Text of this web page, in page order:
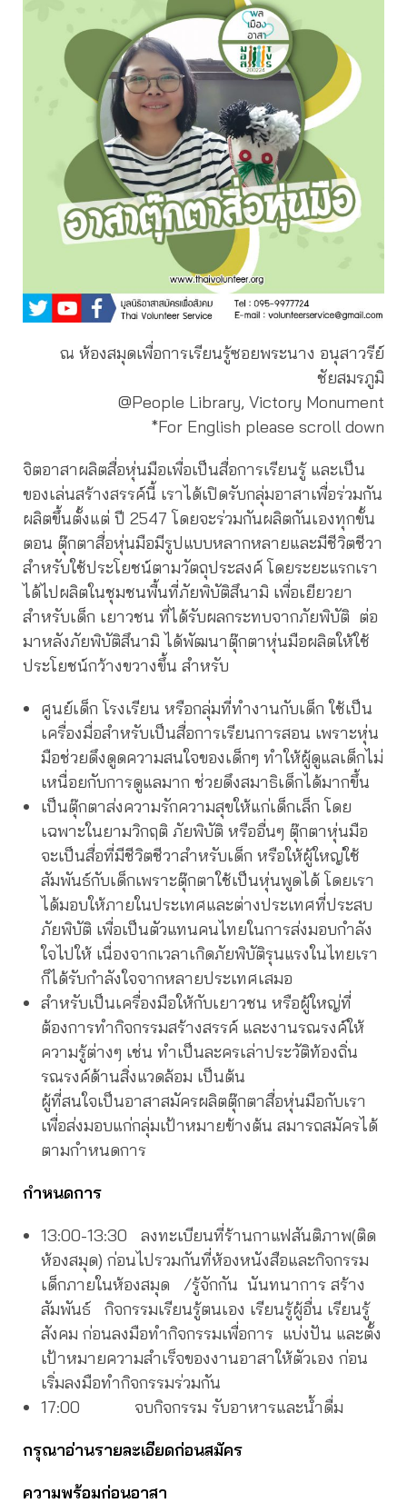
ณ ห้องสมุดเพื่อการเรียนรู้ซอยพระนาง อนุสาวรีย์
ชัยสมรภูมิ
@People Library, Victory Monument
*For English please scroll down
จิตอาสาผลิตสื่อหุ่นมือเพื่อเป็นสื่อการเรียนรู้ และเป็น
ของเล่นสร้างสรรค์นี้ เราได้เปิดรับกลุ่มอาสาเพื่อร่วมกัน
ผลิตขึ้นตั้งแต่ ปี 2547 โดยจะร่วมกันผลิตกันเองทุกขั้น
ตอน ตุ๊กตาสื่อหุ่นมือมีรูปแบบหลากหลายและมีชีวิตชีวา
สำหรับใช้ประโยชน์ตามวัตถุประสงค์ โดยระยะแรกเรา
ได้ไปผลิตในชุมชนพื้นที่ภัยพิบัติสึนามิ เพื่อเยียวยา
สำหรับเด็ก เยาวชน ที่ได้รับผลกระทบจากภัยพิบัติ ต่อ
มาหลังภัยพิบัติสึนามิ ได้พัฒนาตุ๊กตาหุ่นมือผลิตให้ใช้
ประโยชน์กว้างขวางขึ้น สำหรับ
ศูนย์เด็ก โรงเรียน หรือกลุ่มที่ทำงานกับเด็ก ใช้เป็น
เครื่องมื่อสำหรับเป็นสื่อการเรียนการสอน เพราะหุ่น
มือช่วยดึงดูดความสนใจของเด็กๆ ทำให้ผู้ดูแลเด็กไม่
เหนื่อยกับการดูแลมาก ช่วยดึงสมาธิเด็กได้มากขึ้น
เป็นตุ๊กตาส่งความรักความสุขให้แก่เด็กเล็ก โดย
เฉพาะในยามวิกฤติ ภัยพิบัติ หรืออื่นๆ ตุ๊กตาหุ่นมือ
จะเป็นสื่อที่มีชีวิตชีวาสำหรับเด็ก หรือให้ผู้ใหญ่ใช้
สัมพันธ์กับเด็กเพราะตุ๊กตาใช้เป็นหุ่นพูดได้ โดยเรา
ได้มอบให้ภายในประเทศและต่างประเทศที่ประสบ
ภัยพิบัติ เพื่อเป็นตัวแทนคนไทยในการส่งมอบกำลัง
ใจไปให้ เนื่องจากเวลาเกิดภัยพิบัติรุนแรงในไทยเรา
ก็ได้รับกำลังใจจากหลายประเทศเสมอ
สำหรับเป็นเครื่องมือให้กับเยาวชน หรือผู้ใหญ่ที่
ต้องการทำกิจกรรมสร้างสรรค์ และงานรณรงค์ให้
ความรู้ต่างๆ เช่น ทำเป็นละครเล่าประวัติท้องถิ่น
รณรงค์ด้านสิ่งแวดล้อม เป็นต้น
ผู้ที่สนใจเป็นอาสาสมัครผลิตตุ๊กตาสื่อหุ่นมือกับเรา
เพื่อส่งมอบแก่กลุ่มเป้าหมายข้างต้น สมารถสมัครได้
ตามกำหนดการ
กำหนดการ
13:00-13:30 ลงทะเบียนที่ร้านกาแฟสันติภาพ(ติด
ห้องสมุด) ก่อนไปรวมกันที่ห้องหนังสือและกิจกรรม
เด็กภายในห้องสมุด /รู้จักกัน นันทนาการ สร้าง
สัมพันธ์ กิจกรรมเรียนรู้ตนเอง เรียนรู้ผู้อื่น เรียนรู้
สังคม ก่อนลงมือทำกิจกรรมเพื่อการ แบ่งปัน และตั้ง
เป้าหมายความสำเร็จของงานอาสาให้ตัวเอง ก่อน
เริ่มลงมือทำกิจกรรมร่วมกัน
17:00 จบกิจกรรม รับอาหารและน้ำดื่ม
กรุณาอ่านรายละเอียดก่อนสมัคร
ความพร้อมก่อนอาสา